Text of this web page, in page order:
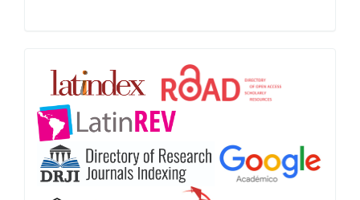
Esta
revista
está
indizada
en: